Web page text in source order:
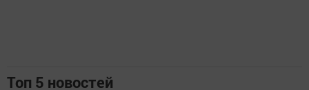
Топ 5 новостей